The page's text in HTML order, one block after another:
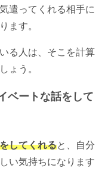
遣ってくれる相手に
ます。
る人は、そこを計算
ょう。
ベートな話をして
してくれると、自分
い気持ちになります